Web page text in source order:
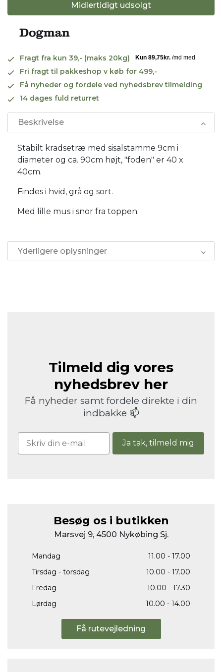
Midlertidigt udsolgt
Fragt fra kun 39,- (maks 20kg)
Fri fragt til pakkeshop v køb for 499,-
Få nyheder og fordele ved nyhedsbrev tilmelding
14 dages fuld returret
Beskrivelse
Stabilt kradsetræ med sisalstamme 9cm i
diameter og ca. 90cm højt, "foden" er 40 x
40cm.
Findes i hvid, grå og sort.
Med lille mus i snor fra toppen.
Yderligere oplysninger
Tilmeld dig vores
nyhedsbrev her
Få nyheder samt fordele direkte i din
indbakke 📫
Ja tak, tilmeld mig
Besøg os i butikken
Marsvej 9, 4500 Nykøbing Sj.
Mandag
11.00 - 17.00
Tirsdag - torsdag
10.00 - 17.00
Fredag
10.00 - 17.30
Lørdag
10.00 - 14.00
Få rutevejledning